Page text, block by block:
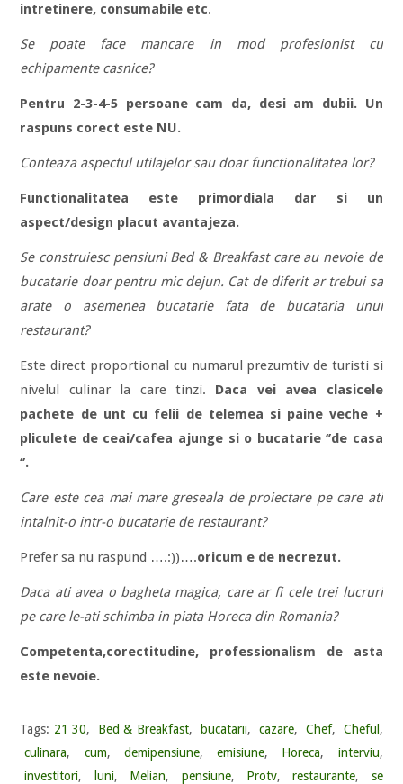
intretinere, consumabile etc.
Se poate face mancare in mod profesionist cu
echipamente casnice?
Pentru 2-3-4-5 persoane cam da, desi am dubii. Un
raspuns corect este NU.
Conteaza aspectul utilajelor sau doar functionalitatea lor?
Functionalitatea este primordiala dar si un
aspect/design placut avantajeza.
Se construiesc pensiuni Bed & Breakfast care au nevoie de
bucatarie doar pentru mic dejun. Cat de diferit ar trebui sa
arate o asemenea bucatarie fata de bucataria unui
restaurant?
Este direct proportional cu numarul prezumtiv de turisti si
nivelul culinar la care tinzi. Daca vei avea clasicele
pachete de unt cu felii de telemea si paine veche +
pliculete de ceai/cafea ajunge si o bucatarie ‘’de casa
‘’.
Care este cea mai mare greseala de proiectare pe care ati
intalnit-o intr-o bucatarie de restaurant?
Prefer sa nu raspund ….:))….oricum e de necrezut.
Daca ati avea o bagheta magica, care ar fi cele trei lucruri
pe care le-ati schimba in piata Horeca din Romania?
Competenta,corectitudine, professionalism de asta
este nevoie.
Tags: 21 30, Bed & Breakfast, bucatarii, cazare, Chef, Cheful ,
culinara, cum, demipensiune, emisiune, Horeca, interviu,
investitori, luni, Melian, pensiune, Protv, restaurante, se